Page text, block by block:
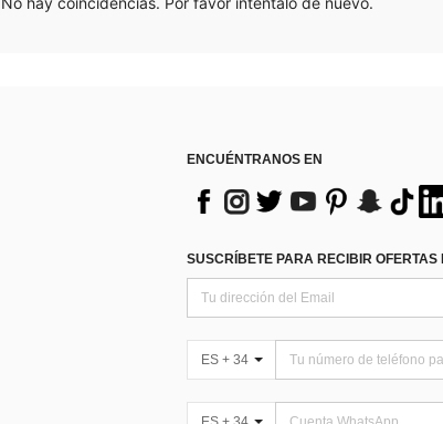
ENCUÉNTRANOS EN
SUSCRÍBETE PARA RECIBIR OFERTAS
ES + 34